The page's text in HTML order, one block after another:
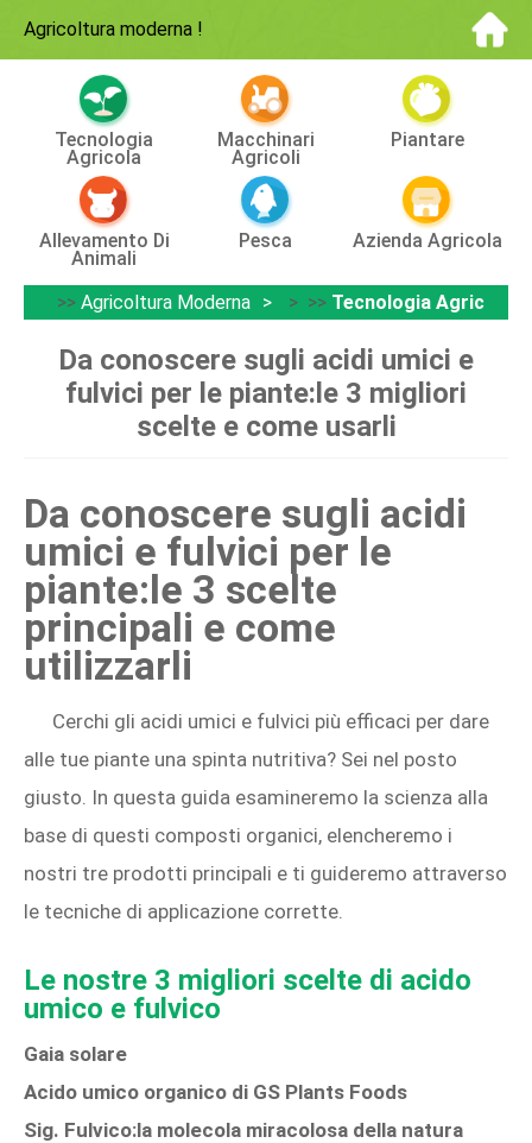
Agricoltura moderna !
Tecnologia
Agricola
Macchinari
Agricoli
Piantare
Allevamento Di
Animali
Pesca Azienda Agricola
>> Agricoltura Moderna > >> Tecnologia Agricola
Da conoscere sugli acidi umici e
fulvici per le piante:le 3 migliori
scelte e come usarli
Da conoscere sugli acidi
umici e fulvici per le
piante:le 3 scelte
principali e come
utilizzarli
Cerchi gli acidi umici e fulvici più efficaci per dare
alle tue piante una spinta nutritiva? Sei nel posto
giusto. In questa guida esamineremo la scienza alla
base di questi composti organici, elencheremo i
nostri tre prodotti principali e ti guideremo attraverso
le tecniche di applicazione corrette.
Le nostre 3 migliori scelte di acido
umico e fulvico
Gaia solare
Acido umico organico di GS Plants Foods
Sig. Fulvico:la molecola miracolosa della natura